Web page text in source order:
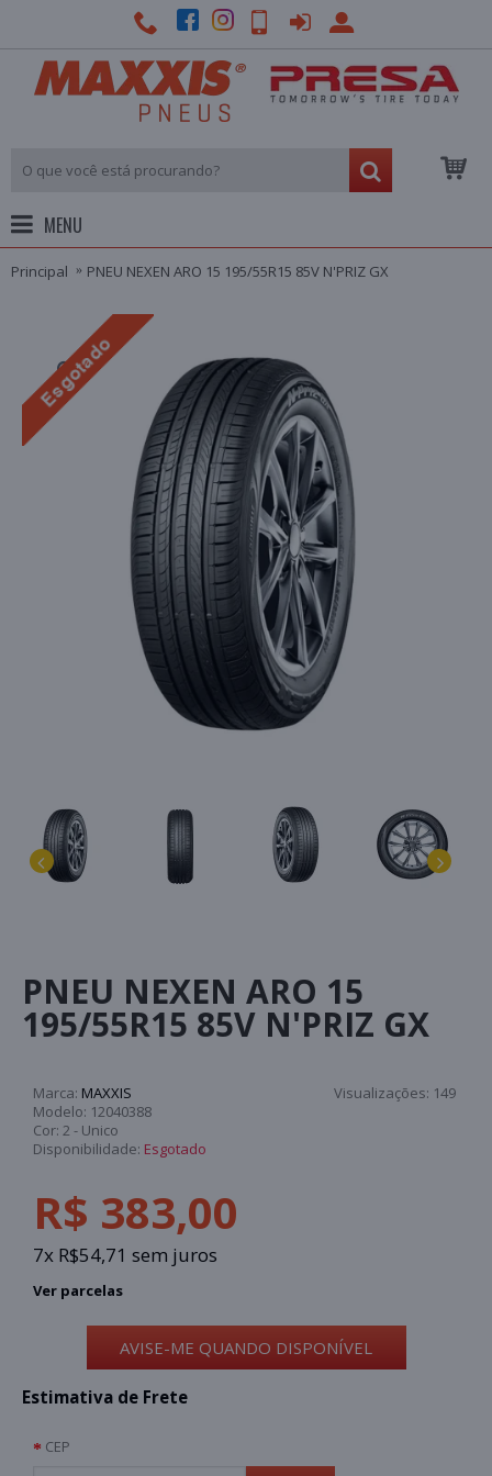
MENU
Principal PNEU NEXEN ARO 15 195/55R15 85V N'PRIZ GX
PNEU NEXEN ARO 15
195/55R15 85V N'PRIZ GX
Visualizações: 149
Marca: MAXXIS
Modelo: 12040388
Cor: 2 - Unico
Disponibilidade: Esgotado
R$ 383,00
7x R$54,71 sem juros
Ver parcelas
AVISE-ME QUANDO DISPONÍVEL
Estimativa de Frete
CEP